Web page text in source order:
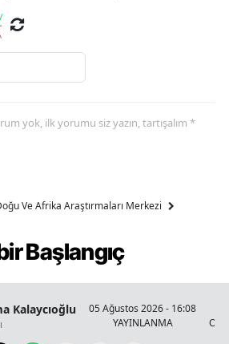
yok, ilk yorumu siz yazın, tartışalım *
Ve Afrika Araştırmaları Merkezi
Başlangıç
Kalaycıoğlu
05 Ağustos 2026 - 16:08
YAYINLANMA